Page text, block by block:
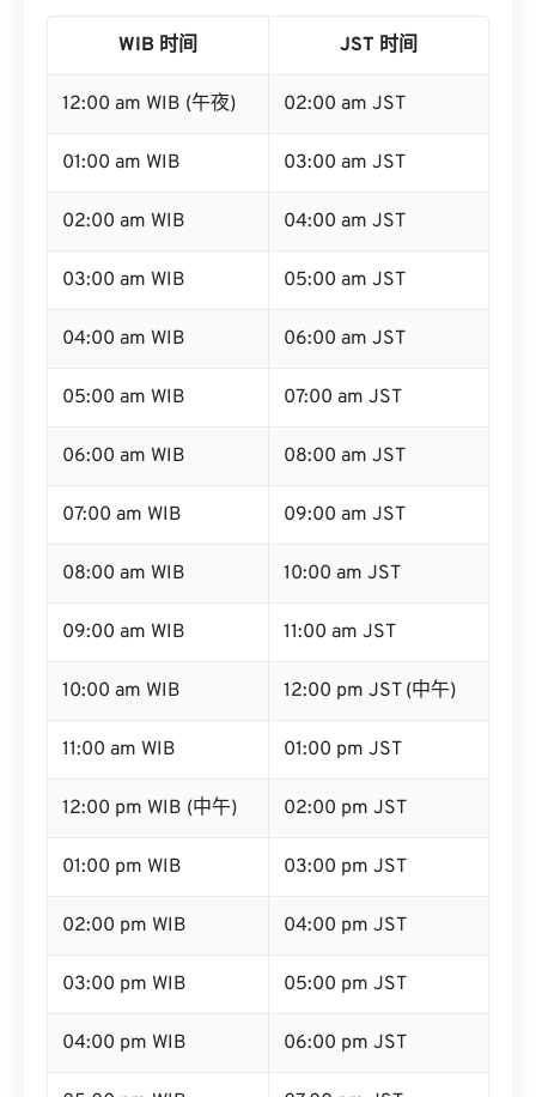
WIB 时间 JST 时间
12:00 am WIB (午夜) 02:00 am JST
01:00 am WIB 03:00 am JST
02:00 am WIB 04:00 am JST
03:00 am WIB 05:00 am JST
04:00 am WIB 06:00 am JST
05:00 am WIB 07:00 am JST
06:00 am WIB 08:00 am JST
07:00 am WIB 09:00 am JST
08:00 am WIB 10:00 am JST
09:00 am WIB 11:00 am JST
10:00 am WIB 12:00 pm JST (中午)
11:00 am WIB 01:00 pm JST
12:00 pm WIB (中午) 02:00 pm JST
01:00 pm WIB 03:00 pm JST
02:00 pm WIB 04:00 pm JST
03:00 pm WIB 05:00 pm JST
04:00 pm WIB 06:00 pm JST